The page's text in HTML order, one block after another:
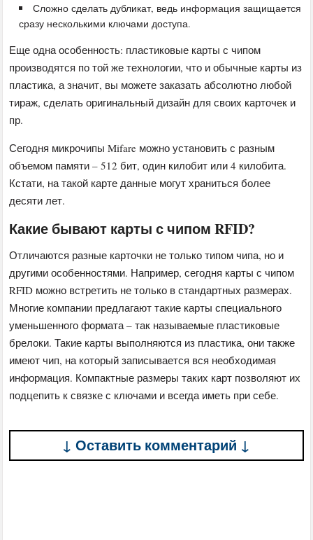
Сложно сделать дубликат, ведь информация защищается
сразу несколькими ключами доступа.
Еще одна особенность: пластиковые карты с чипом
производятся по той же технологии, что и обычные карты из
пластика, а значит, вы можете заказать абсолютно любой
тираж, сделать оригинальный дизайн для своих карточек и
пр.
Сегодня микрочипы Mifare можно установить с разным
объемом памяти – 512 бит, один килобит или 4 килобита.
Кстати, на такой карте данные могут храниться более
десяти лет.
Какие бывают карты с чипом RFID?
Отличаются разные карточки не только типом чипа, но и
другими особенностями. Например, сегодня карты с чипом
RFID можно встретить не только в стандартных размерах.
Многие компании предлагают такие карты специального
уменьшенного формата – так называемые пластиковые
брелоки. Такие карты выполняются из пластика, они также
имеют чип, на который записывается вся необходимая
информация. Компактные размеры таких карт позволяют их
подцепить к связке с ключами и всегда иметь при себе.
↓ Оставить комментарий ↓